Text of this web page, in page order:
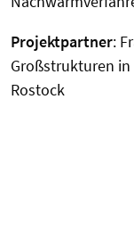
Projektpartner:
Großstrukturen
Rostock